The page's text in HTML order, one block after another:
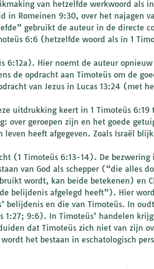
van hetzelfde werkwoord als in
in Romeinen 9:30, over het najagen
gebruikt de auteur in de directe
6:6 (hetzelfde woord als in 1
6:12a). Hier noemt de auteur opnieuw
de opdracht aan Timoteüs om de
van Jezus in Lucas 13:24 (met
uitdrukking keert in 1 Timoteüs 6:19
over geroepen zijn en het goede
heeft afgegeven. Zoals Israël
(1 Timoteüs 6:13-14). De bezwering
van God als schepper (“die alles
wordt, kan beide betekenen) en
belijdenis afgelegd heeft”). Hier
belijdenis en die van Timoteüs. In
1:27; 9:6). In Timoteüs’ handelen
dat Timoteüs zich niet van zijn
het bestaan in eschatologisch